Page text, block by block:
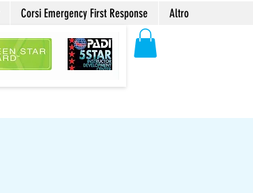
Corsi Emergency First Response Altro